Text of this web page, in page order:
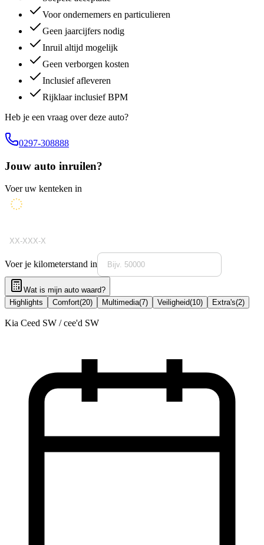
Voor ondernemers en particulieren
Geen jaarcijfers nodig
Inruil altijd mogelijk
Geen verborgen kosten
Inclusief afleveren
Rijklaar inclusief BPM
Heb je een vraag over deze auto?
0297-308888
Jouw auto inruilen?
Voer uw kenteken in
Voer je kilometerstand in
Wat is mijn auto waard?
Highlights
Comfort(20) Multimedia(7) Veiligheid(10) Extra's(2)
Kia Ceed SW / cee'd SW